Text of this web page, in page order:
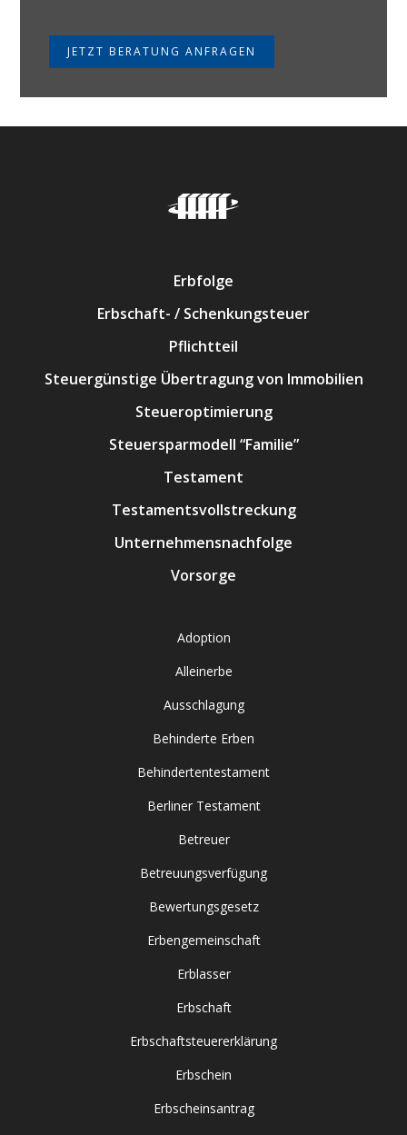
JETZT BERATUNG ANFRAGEN
Erbfolge
Erbschaft- / Schenkungsteuer
Pflichtteil
Steuergünstige Übertragung von Immobilien
Steueroptimierung
Steuersparmodell “Familie”
Testament
Testamentsvollstreckung
Unternehmensnachfolge
Vorsorge
Adoption
Alleinerbe
Ausschlagung
Behinderte Erben
Behindertentestament
Berliner Testament
Betreuer
Betreuungsverfügung
Bewertungsgesetz
Erbengemeinschaft
Erblasser
Erbschaft
Erbschaftsteuererklärung
Erbschein
Erbscheinsantrag